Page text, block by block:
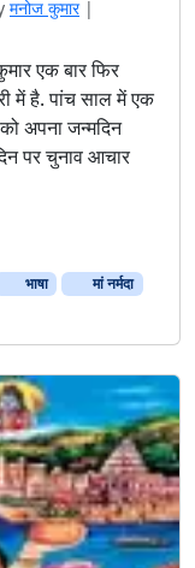
मनोज कुमार |
एक बार फिर
में है. पांच साल में एक
अपना जन्मदिन
पर चुनाव आचार
भाषा
मां नर्मदा